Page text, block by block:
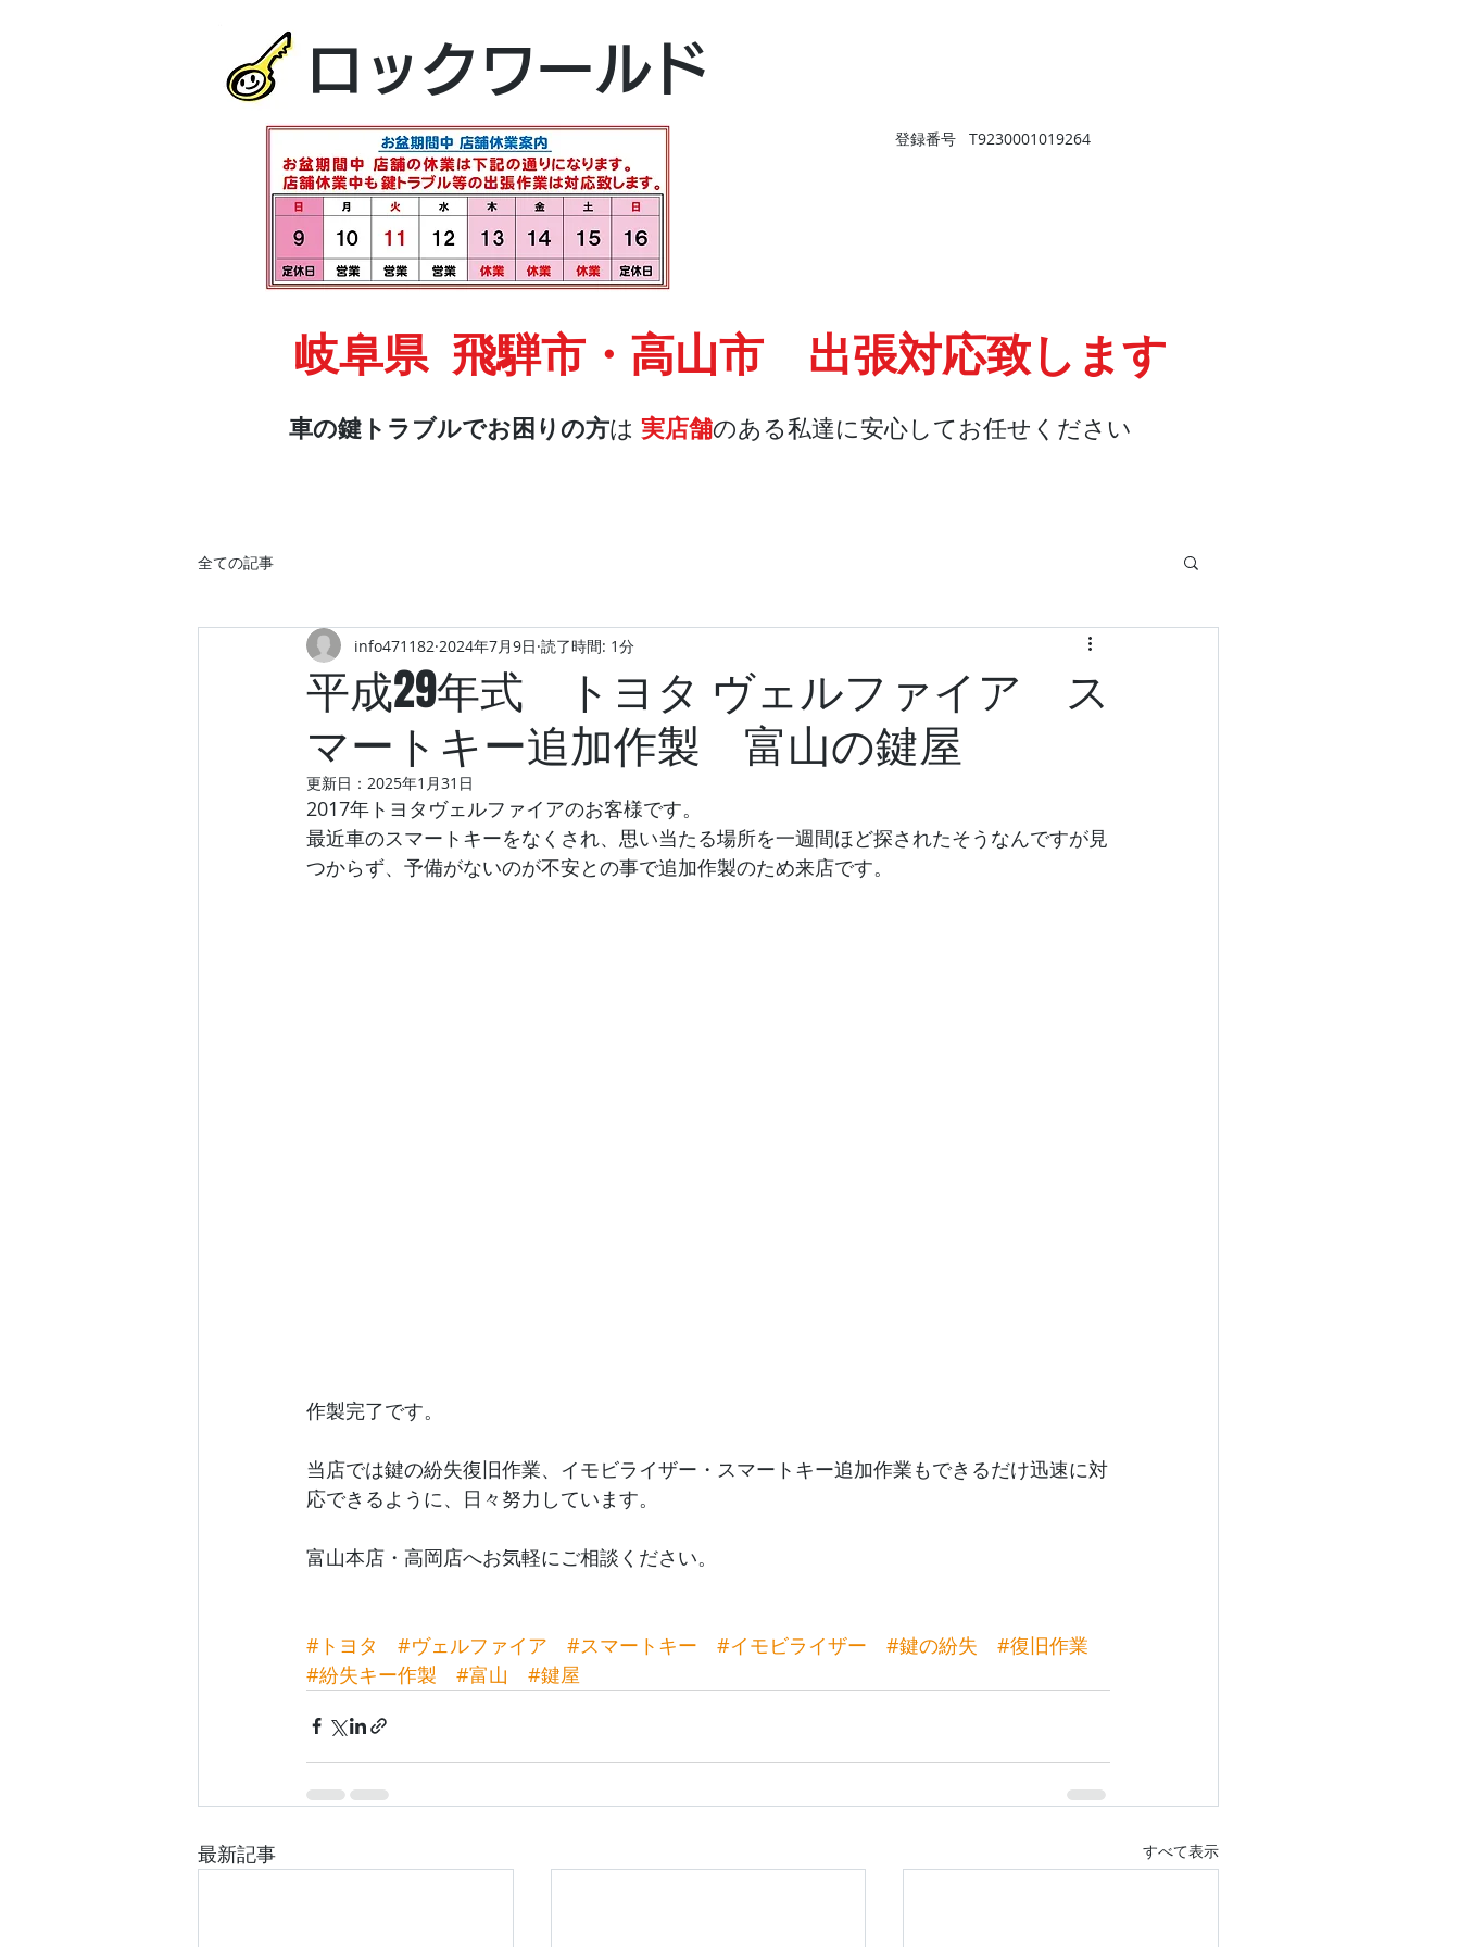
ロックワールド
登録番号 T9230001019264
岐阜県 飛騨市・高山市 出張対応致します
車の鍵トラブルでお困りの方は 実店舗のある私達に安心してお任せください
全ての記事
平成29年式 トヨタ ヴェルファイア ス
マートキー追加作製 富山の鍵屋
info471182 2024年7月9日 読了時間: 1分
更新日： 2025年1月31日
2017年トヨタヴェルファイアのお客様です。
最近車のスマートキーをなくされ、思い当たる場所を一週間ほど探されたそうなんですが見
つからず、予備がないのが不安との事で追加作製のため来店です。
作製完了です。
当店では鍵の紛失復旧作業、イモビライザー・スマートキー追加作業もできるだけ迅速に対
応できるように、日々努力しています。
富山本店・高岡店へお気軽にご相談ください。
#トヨタ #ヴェルファイア #スマートキー #イモビライザー #鍵の紛失
#復旧作業
#紛失キー作製
#富山 #鍵屋
最新記事 すべて表示